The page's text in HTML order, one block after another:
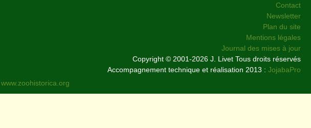
Contact
Newsletter
Plan du site
Mentions légales
Journal des mises à jour
Copyright © 2001-2026 J. Livet Tous droits réservés
Accompagnement technique et réalisation 2013 : JojabaPro
www.zoohistorica.org